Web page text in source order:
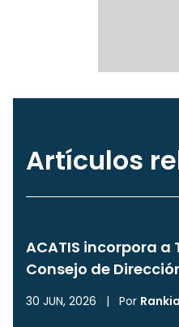
Artículos
ACATIS incorpora a
Consejo de
30 JUN, 2026 | Por